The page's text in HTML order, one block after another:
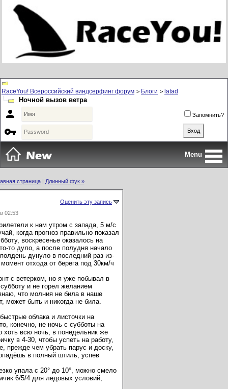
RaceYou! Всероссийский виндсерфинг форум > Блоги > latad
Ночной вызов ветра
 Запомнить?

Menu
страница| Длинный фук »
Оценить эту запись
02:53
к нам утром с запада, 5 м/с
когда прогноз правильно показал
воскресенье оказалось на
то дуло, а после полудня начало
дунуло в последний раз из-
отхода от берега под 30км/ч
с ветерком, но я уже побывал в
и не горел желанием
что молния не била в наше
может быть и никогда не била.
облака и листочки на
конечно, не ночь с субботы на
хоть всю ночь, в понедельник же
в 4-30, чтобы успеть на работу,
прежде чем убрать парус и доску,
в полный штиль, успев
упала с 20° до 10°, можно смело
6/5/4 для ледовых условий,